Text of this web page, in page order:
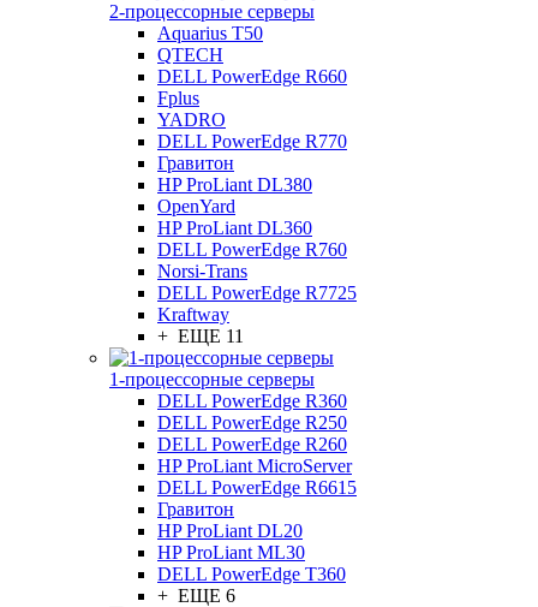
2-процессорные серверы
Aquarius T50
QTECH
DELL PowerEdge R660
Fplus
YADRO
DELL PowerEdge R770
Гравитон
HP ProLiant DL380
OpenYard
HP ProLiant DL360
DELL PowerEdge R760
Norsi-Trans
DELL PowerEdge R7725
Kraftway
+ ЕЩЕ 11
1-процессорные серверы
DELL PowerEdge R360
DELL PowerEdge R250
DELL PowerEdge R260
HP ProLiant MicroServer
DELL PowerEdge R6615
Гравитон
HP ProLiant DL20
HP ProLiant ML30
DELL PowerEdge T360
+ ЕЩЕ 6